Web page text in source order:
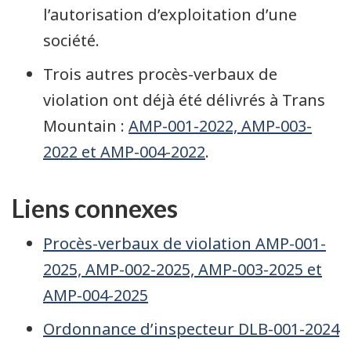
l’autorisation d’exploitation d’une
société.
Trois autres procès-verbaux de
violation ont déjà été délivrés à Trans
Mountain : AMP-001-2022, AMP-003-
2022 et AMP-004-2022.
Liens connexes
Procès-verbaux de violation AMP-001-
2025, AMP-002-2025, AMP-003-2025 et
AMP-004-2025
Ordonnance d’inspecteur DLB-001-2024